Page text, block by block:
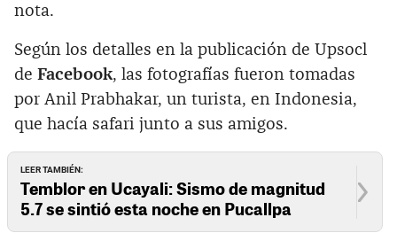
nota.‌
Según los detalles en la publicación de Upsocl
de Facebook, las fotografías fueron tomadas
por Anil Prabhakar, un turista, en Indonesia,
que hacía safari junto a sus amigos.
LEER TAMBIÉN:
Temblor en Ucayali: Sismo de magnitud
5.7 se sintió esta noche en Pucallpa